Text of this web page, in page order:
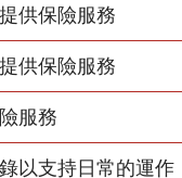
供保險服務
供保險服務
服務
以支持日常的運作